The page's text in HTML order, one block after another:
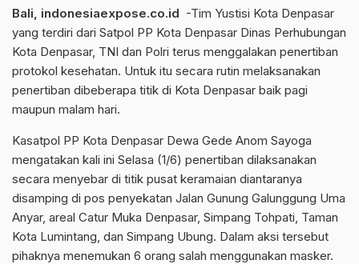
Bali, indonesiaexpose.co.id -Tim Yustisi Kota Denpasar
yang terdiri dari Satpol PP Kota Denpasar Dinas Perhubungan
Kota Denpasar, TNI dan Polri terus menggalakan penertiban
protokol kesehatan. Untuk itu secara rutin melaksanakan
penertiban dibeberapa titik di Kota Denpasar baik pagi
maupun malam hari.
Kasatpol PP Kota Denpasar Dewa Gede Anom Sayoga
mengatakan kali ini Selasa (1/6) penertiban dilaksanakan
secara menyebar di titik pusat keramaian diantaranya
disamping di pos penyekatan Jalan Gunung Galunggung Uma
Anyar, areal Catur Muka Denpasar, Simpang Tohpati, Taman
Kota Lumintang, dan Simpang Ubung. Dalam aksi tersebut
pihaknya menemukan 6 orang salah menggunakan masker.